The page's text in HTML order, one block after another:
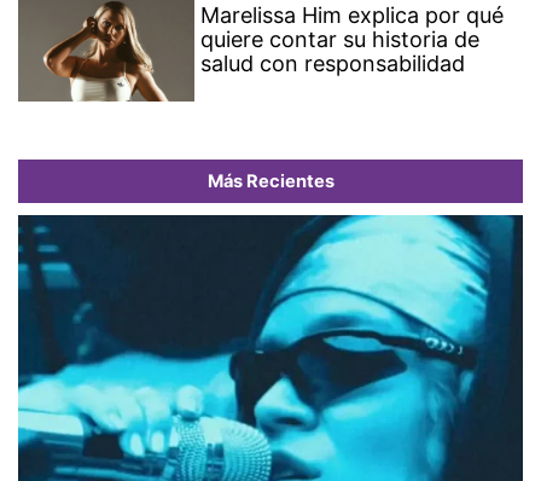
Marelissa Him explica por qué
quiere contar su historia de
salud con responsabilidad
Más Recientes